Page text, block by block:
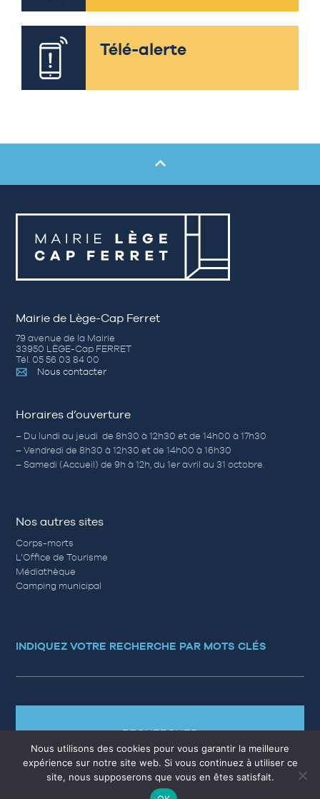
Télé-alerte
Mairie de Lège-Cap Ferret
79 avenue de la Mairie
33950 LÈGE-Cap FERRET
Tél. 05 56 03 84 00
Nous contacter
Horaires d’ouverture
– Du lundi au jeudi de 8h30 à 12h30 et de 14h00 à 17h30
– Vendredi de 8h30 à 12h30 et de 14h00 à 16h30
– Samedi (Accueil) de 9h à 12h, du 1er avril au 31 octobre.
Nos autres sites
Corps-morts
L’Office de Tourisme
Médiathèque
Camping municipal
INDIQUEZ VOTRE RECHERCHE PAR MOTS CLÉS
RECHERCHER
Nous utilisons des cookies pour vous garantir la meilleure
expérience sur notre site web. Si vous continuez à utiliser ce
site, nous supposerons que vous en êtes satisfait.